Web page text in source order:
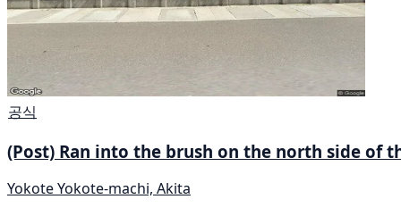
공식
(Post) Ran into the brush on the north side of
Yokote Yokote-machi, Akita